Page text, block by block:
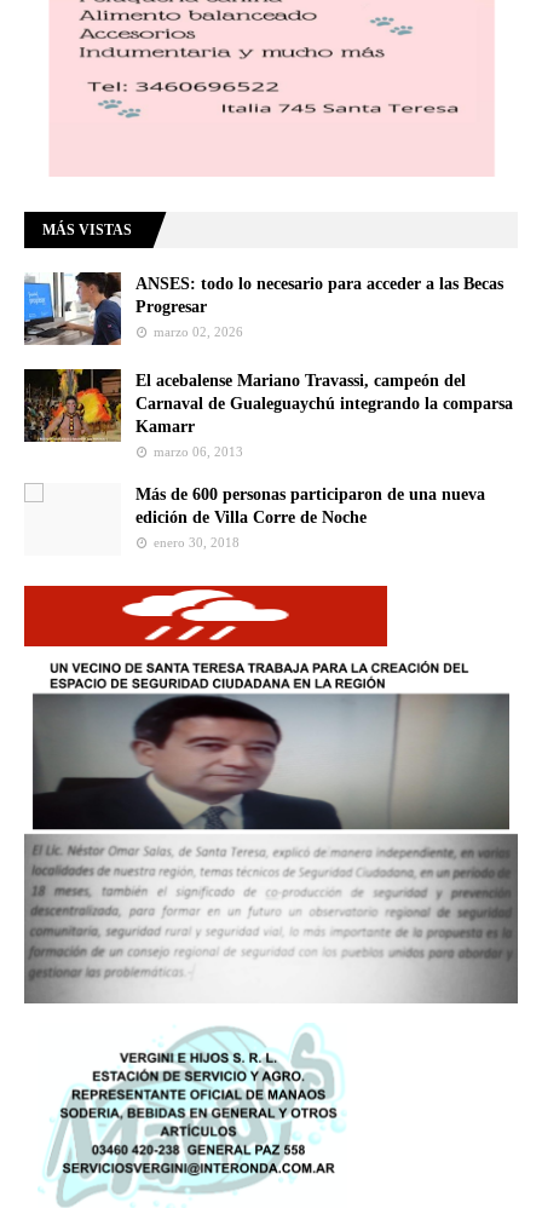
MÁS VISTAS
ANSES: todo lo necesario para acceder a las Becas
Progresar
marzo 02, 2026
El acebalense Mariano Travassi, campeón del
Carnaval de Gualeguaychú integrando la comparsa
Kamarr
marzo 06, 2013
Más de 600 personas participaron de una nueva
edición de Villa Corre de Noche
enero 30, 2018